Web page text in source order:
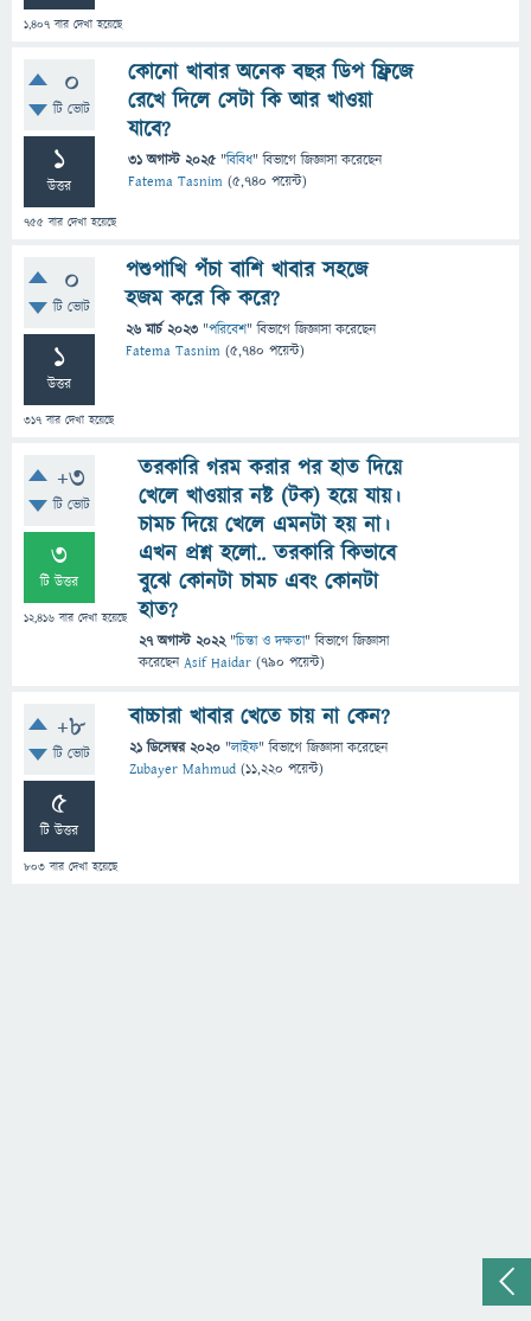
1,407 বার দেখা হয়েছে
0
টি ভোট
1
উত্তর
755 বার দেখা হয়েছে
কোনো খাবার অনেক বছর ডিপ ফ্রিজে
রেখে দিলে সেটা কি আর খাওয়া
যাবে?
31 অগাস্ট 2025 "বিবিধ" বিভাগে জিজ্ঞাসাকরেছেন
Fatema Tasnim (5,740 পয়েন্ট)
0
টি ভোট
1
উত্তর
317 বার দেখা হয়েছে
পশুপাখি পঁচা বাশি খাবার সহজে
হজম করে কি করে?
26 মার্চ 2023 "পরিবেশ" বিভাগে জিজ্ঞাসাকরেছেন
Fatema Tasnim (5,740 পয়েন্ট)
+3
টি ভোট
3
টি উত্তর
12,416 বার দেখা হয়েছে
তরকারি গরম করার পর হাত দিয়ে
খেলে খাওয়ার নষ্ট (টক) হয়ে যায়।
চামচ দিয়ে খেলে এমনটা হয় না।
এখন প্রশ্ন হলো.. তরকারি কিভাবে
বুঝে কোনটা চামচ এবং কোনটা
হাত?
27 অগাস্ট 2022 "চিন্তা ও দক্ষতা" বিভাগে জিজ্ঞাসা
করেছেনAsif Haidar (790 পয়েন্ট)
+8
টি ভোট
5
টি উত্তর
803 বার দেখা হয়েছে
বাচ্চারা খাবার খেতে চায় না কেন?
21 ডিসেম্বর 2020 "লাইফ" বিভাগে জিজ্ঞাসাকরেছেন
Zubayer Mahmud (11,220 পয়েন্ট)